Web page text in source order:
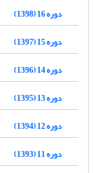
دوره 16 (1398)
دوره 15 (1397)
دوره 14 (1396)
دوره 13 (1395)
دوره 12 (1394)
دوره 11 (1393)